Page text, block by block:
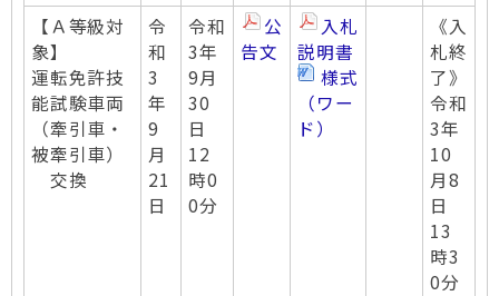
【Ａ等級対
象】
運転免許技
能試験車両
（牽引車・
被牽引車）
交換
令
和
3
年
9
月
21
日
令和
3年
9月
30
日
12
時0
0分
公
告文
入札
説明書
様式
（ワー
ド）
《入
札終
了》
令和
3年
10
月8
日
13
時3
0分